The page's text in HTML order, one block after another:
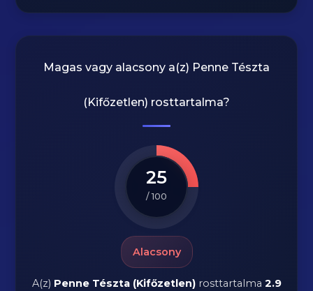
Magas vagy alacsony a(z) Penne Tészta
(Kifőzetlen) rosttartalma?
25
/ 100
Alacsony
A(z) Penne Tészta (Kifőzetlen)rosttartalma 2.9